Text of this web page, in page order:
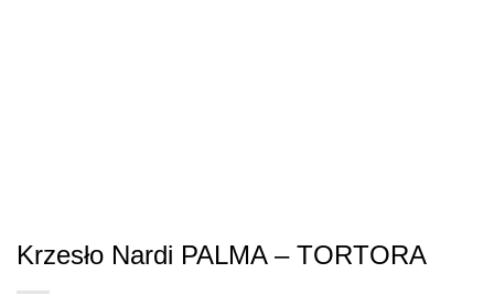
Krzesło Nardi PALMA – TORTORA